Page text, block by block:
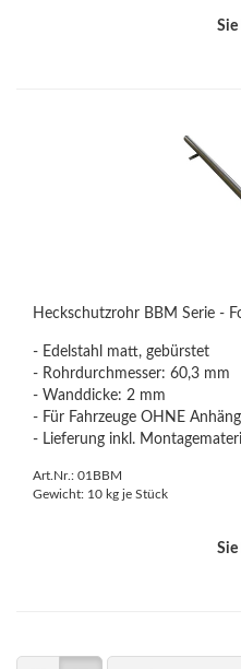
Sie
Heckschutzrohr BBM Serie -
- Edelstahl matt, gebürstet
- Rohrdurchmesser: 60,3 mm
- Wanddicke: 2 mm
- Für Fahrzeuge OHNE
- Lieferung inkl.
Art.Nr.: 01BBM
Gewicht: 10 kg je Stück
Sie